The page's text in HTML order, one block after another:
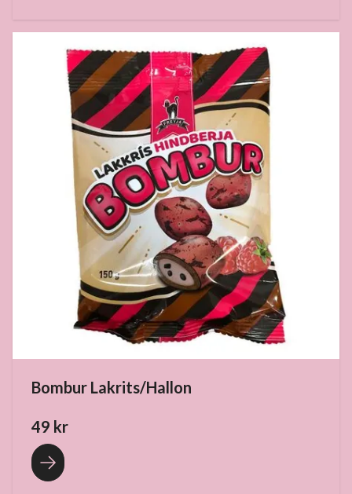
Bombur Lakrits/Hallon
49 kr